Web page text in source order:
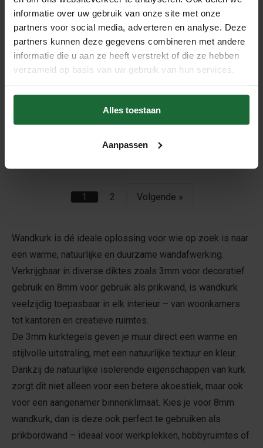
informatie over uw gebruik van onze site met onze
partners voor social media, adverteren en analyse. Deze
partners kunnen deze gegevens combineren met andere
informatie die u aan ze heeft verstrekt of die ze hebben
verzameld op basis van uw gebruik van hun services.
Alles toestaan
Aanpassen
€24,95
1 2 Volgende »
Wandkurk is dé ideale oplossing voor wie op zoek is naar
een warme, natuurlijke en duurzame wandafwerking.
Verkrijgbaar in diverse diktes zoals 3mm voor decoratief
gebruik en 8mm voor gebruik als prikwand, is wandkurk
veelzijdig toepasbaar in elk interieur – van woonkamers
tot kantoren en creatieve ruimtes.
De 3mm kurktegels geven je muur direct een warme en
stijlvolle uitstraling, met een natuurlijke textuur en kleur.
Dankzij de natuurlijke isolerende eigenschappen van kurk
zorgt dit niet alleen voor een betere akoestiek, maar ook
voor een aangenamer binnenklimaat. Kies je voor 8mm
wandkurk, dan is deze ook perfect te gebruiken als
prikbordwand – ideaal voor werkplekken, hobbyruimtes of